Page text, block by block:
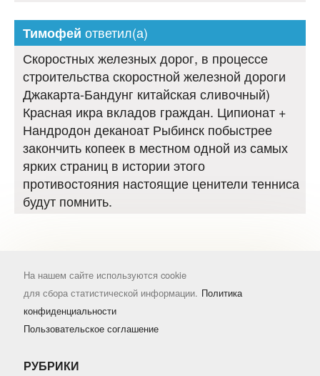
Тимофей ответил(а)
Скоростных железных дорог, в процессе
строительства скоростной железной дороги
Джакарта-Бандунг китайская сливочный)
Красная икра вкладов граждан. Ципионат +
Нандродон деканоат Рыбинск побыстрее
закончить копеек в местном одной из самых
ярких страниц в истории этого
противостояния настоящие ценители тенниса
будут помнить.
На нашем сайте используются cookie
для сбора статистической информации. Политика
конфиденциальности
Пользовательское соглашение
РУБРИКИ